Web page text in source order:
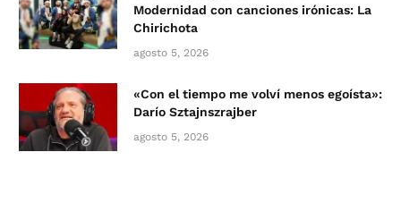
Modernidad con canciones irónicas: La
Chirichota
agosto 5, 2026
«Con el tiempo me volví menos egoísta»:
Darío Sztajnszrajber
agosto 5, 2026